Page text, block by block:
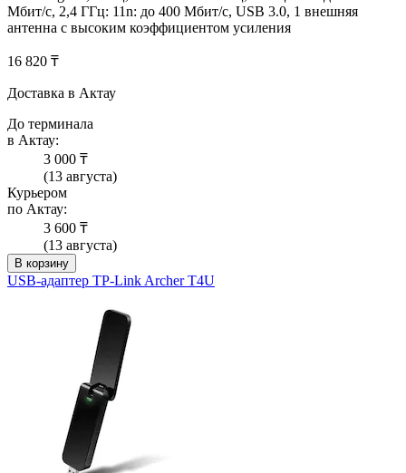
Мбит/с, 2,4 ГГц: 11n: до 400 Мбит/с, USB 3.0, 1 внешняя
антенна с высоким коэффициентом усиления
16 820 ₸
Доставка в Актау
До терминала
в Актау:
3 000 ₸
(13 августа)
Курьером
по Актау:
3 600 ₸
(13 августа)
В корзину
USB-адаптер TP-Link Archer T4U